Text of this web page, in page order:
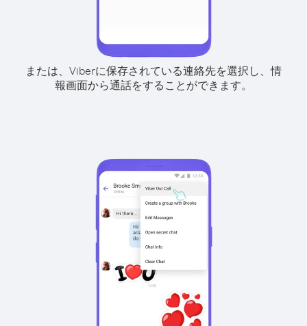
または、Viberに保存されている連絡先を選択し、情
報画面から通話をすることができます。